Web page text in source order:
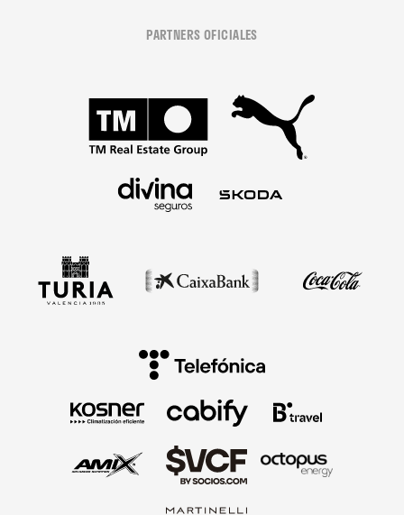
PARTNERS OFICIALES